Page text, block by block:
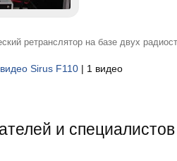
ретранслятор на базе двух
Sirus F110| 1 видео
и